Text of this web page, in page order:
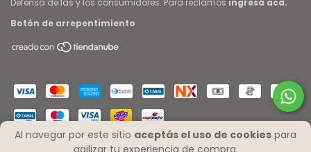
Al navegar por este sitio aceptás el uso de cookies para
agilizar tu experiencia de compra.
Defensa de las y los consumidores. Para reclamos ingresá acá.
Botón de arrepentimiento